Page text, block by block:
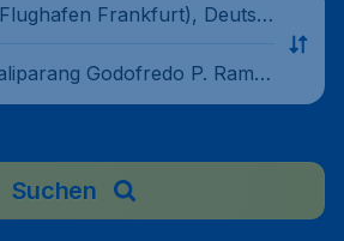
Frankfurt), Deutsc
Godofredo P. Ramo
Suchen